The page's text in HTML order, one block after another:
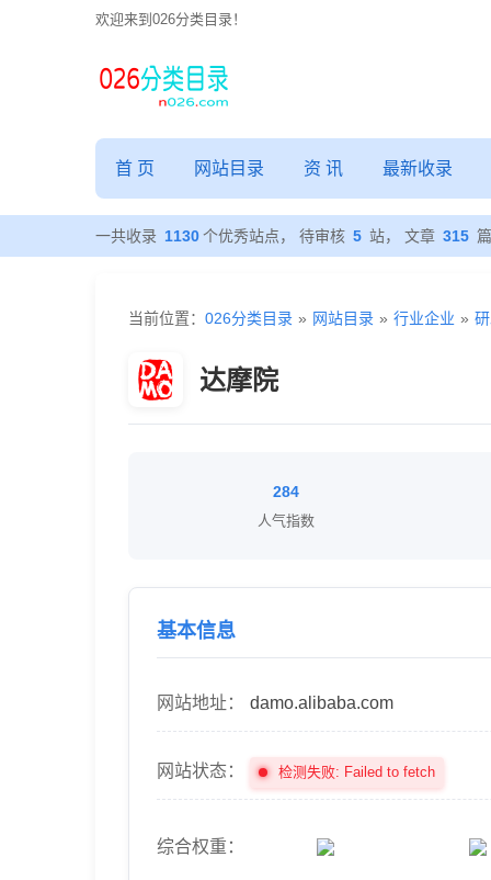
欢迎来到026分类目录！
首 页 网站目录 资 讯 最新收录
一共收录 1130个优秀站点， 待审核 5 站， 文章 315
当前位置： 026分类目录 » 网站目录 » 行业企业 »
达摩院
284
人气指数
基本信息
网站地址： damo.alibaba.com
网站状态： 检测失败: Failed to fetch
综合权重：